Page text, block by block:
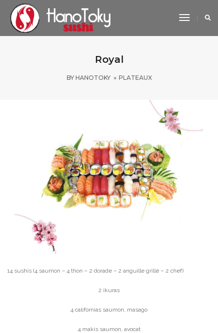
Toggle
Royal
BY HANOTOKY PLATEAUX
14 sushis (4 saumon – 4 thon – 2 dorade – 2 anguille grillé – 2 chef)
2 ikuras
4 californias saumon, masago
4 makis saumon, avocat